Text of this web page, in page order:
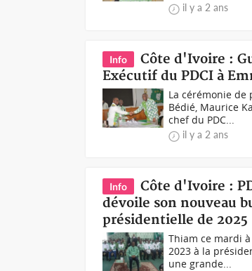
il y a 2 ans
Info
Côte d'Ivoire :
Exécutif du PDCI à
La cérémonie de
Bédié, Maurice
chef du PDC...
il y a 2 ans
Info
Côte d'Ivoire :
dévoile son nouveau
présidentielle de 2025
Thiam ce mardi
2023 à la
une grande...